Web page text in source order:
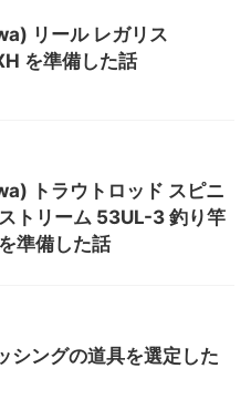
リール レガリス
を準備した話
トラウトロッド スピニ
トリーム 53UL-3 釣り竿
準備した話
シングの道具を選定した